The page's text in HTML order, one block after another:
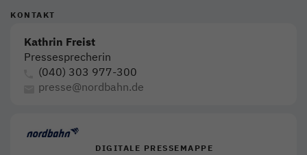
KONTAKT
Kathrin Freist
Pressesprecherin
(040) 303 977-300
presse@nordbahn.de
DIGITALE PRESSEMAPPE